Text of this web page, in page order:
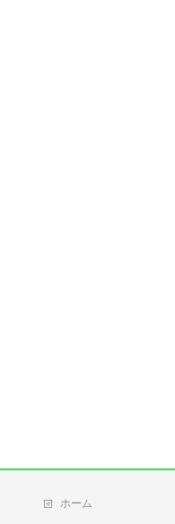
ホーム